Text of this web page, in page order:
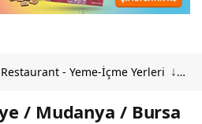
- Yeme-İçme Yerleri ↓
/ Mudanya / Bursa